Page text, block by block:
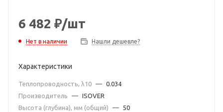
6 482 ₽/шт
Нет в наличии Нашли дешевле?
Характеристики
Теплопроводность, λ10 — 0.034
Производитель
— ISOVER
Высота (глубина), мм (общий)
— 50